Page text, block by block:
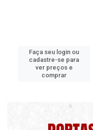
Faça seu login ou
cadastre-se para
ver preços e
comprar